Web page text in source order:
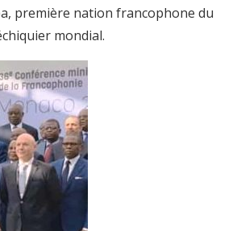
première nation francophone du
mondial.